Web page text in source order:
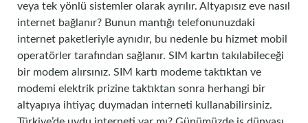
veya tek yönlü sistemler olarak ayrılır. Altyapısız eve nasıl
internet bağlanır? Bunun mantığı telefonunuzdaki
internet paketleriyle aynıdır, bu nedenle bu hizmet mobil
operatörler tarafından sağlanır. SIM kartın takılabileceği
bir modem alırsınız. SIM kartı modeme taktıktan ve
modemi elektrik prizine taktıktan sonra herhangi bir
altyapıya ihtiyaç duymadan interneti kullanabilirsiniz.